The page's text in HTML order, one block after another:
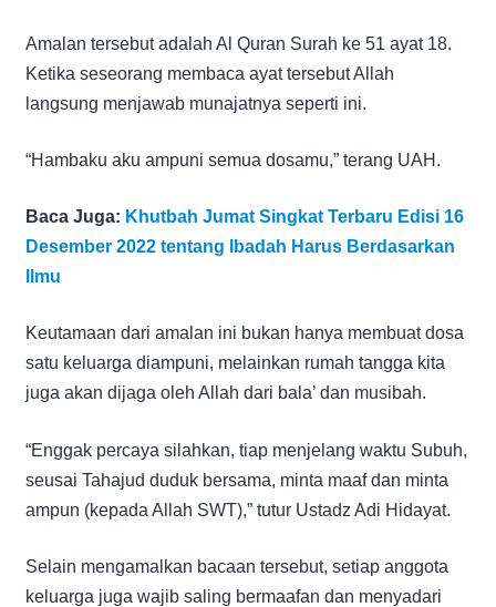
Amalan tersebut adalah Al Quran Surah ke 51 ayat 18.
Ketika seseorang membaca ayat tersebut Allah
langsung menjawab munajatnya seperti ini.
“Hambaku aku ampuni semua dosamu,” terang UAH.
Baca Juga: Khutbah Jumat Singkat Terbaru Edisi 16
Desember 2022 tentang Ibadah Harus Berdasarkan
Ilmu
Keutamaan dari amalan ini bukan hanya membuat dosa
satu keluarga diampuni, melainkan rumah tangga kita
juga akan dijaga oleh Allah dari bala’ dan musibah.
“Enggak percaya silahkan, tiap menjelang waktu Subuh,
seusai Tahajud duduk bersama, minta maaf dan minta
ampun (kepada Allah SWT),” tutur Ustadz Adi Hidayat.
Selain mengamalkan bacaan tersebut, setiap anggota
keluarga juga wajib saling bermaafan dan menyadari